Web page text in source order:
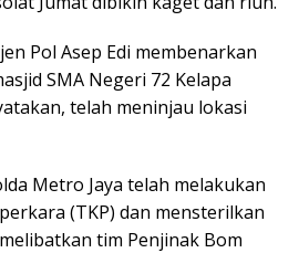
Pol Asep Edi membenarkan
SMA Negeri 72 Kelapa
telah meninjau lokasi
Metro Jaya telah melakukan
(TKP) dan mensterilkan
tim Penjinak Bom